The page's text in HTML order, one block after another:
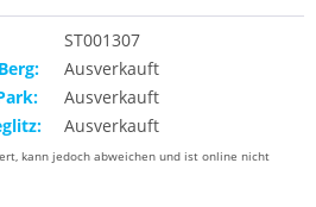
ST001307
Ausverkauft
Ausverkauft
Ausverkauft
kann jedoch abweichen und ist online nicht